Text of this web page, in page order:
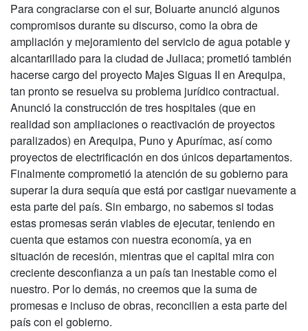
Para congraciarse con el sur, Boluarte anunció algunos
compromisos durante su discurso, como la obra de
ampliación y mejoramiento del servicio de agua potable y
alcantarillado para la ciudad de Juliaca; prometió también
hacerse cargo del proyecto Majes Siguas II en Arequipa,
tan pronto se resuelva su problema jurídico contractual.
Anunció la construcción de tres hospitales (que en
realidad son ampliaciones o reactivación de proyectos
paralizados) en Arequipa, Puno y Apurímac, así como
proyectos de electrificación en dos únicos departamentos.
Finalmente comprometió la atención de su gobierno para
superar la dura sequía que está por castigar nuevamente a
esta parte del país. Sin embargo, no sabemos si todas
estas promesas serán viables de ejecutar, teniendo en
cuenta que estamos con nuestra economía, ya en
situación de recesión, mientras que el capital mira con
creciente desconfianza a un país tan inestable como el
nuestro. Por lo demás, no creemos que la suma de
promesas e incluso de obras, reconcilien a esta parte del
país con el gobierno.